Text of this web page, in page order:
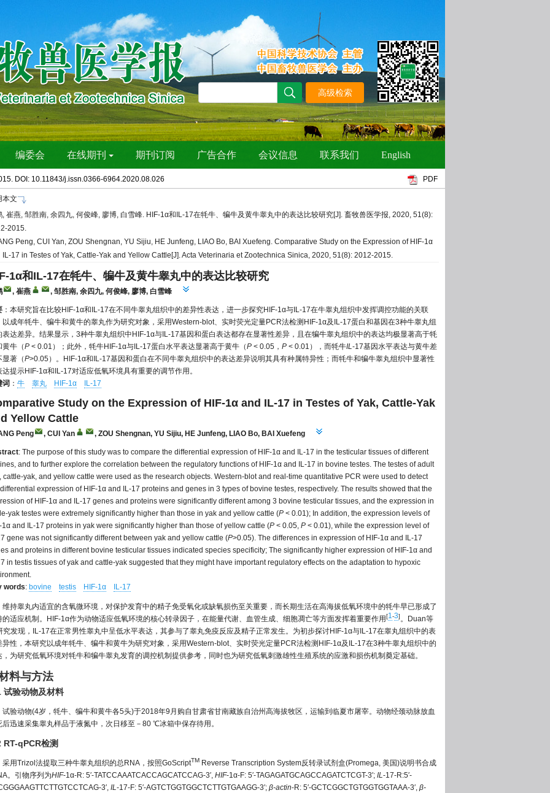
DOI: 10.11843/j.issn.0366-6964.2020.08.026 PDF
本文
, 崔燕, 邹胜南, 余四九, 何俊峰, 廖博, 白雪峰. HIF-1α和IL-17在牦牛、犏牛及黄牛睾丸中的表达比较研究[J]. 畜牧兽医学报, 2020, 51(8):
2015.
Peng, CUI Yan, ZOU Shengnan, YU Sijiu, HE Junfeng, LIAO Bo, BAI Xuefeng. Comparative Study on the Expression of HIF-1α
IL-17 in Testes of Yak, Cattle-Yak and Yellow Cattle[J]. Acta Veterinaria et Zootechnica Sinica, 2020, 51(8): 2012-2015.
1α和IL-17在牦牛、犏牛及黄牛睾丸中的表达比较研究
, 崔燕 , 邹胜南, 余四九, 何俊峰, 廖博, 白雪峰
：本研究旨在比较HIF-1α和IL-17在不同牛睾丸组织中的差异性表达，进一步探究HIF-1α与IL-17在牛睾丸组织中发挥调控功能的关联
以成年牦牛、犏牛和黄牛的睾丸作为研究对象，采用Western-blot、实时荧光定量PCR法检测HIF-1α及IL-17蛋白和基因在3种牛睾丸组
表达差异。结果显示，3种牛睾丸组织中HIF-1α与IL-17基因和蛋白表达都存在显著性差异，且在犏牛睾丸组织中的表达均极显著高于牦
黄牛（P < 0.01）；此外，牦牛HIF-1α与IL-17蛋白水平表达显著高于黄牛（P < 0.05， P < 0.01），而牦牛IL-17基因水平表达与黄牛差
显著（P>0.05）。HIF-1α和IL-17基因和蛋白在不同牛睾丸组织中的表达差异说明其具有种属特异性；而牦牛和犏牛睾丸组织中显著性
达提示HIF-1α和IL-17对适应低氧环境具有重要的调节作用。
词 ： 牛 睾丸 HIF-1α IL-17
Study on the Expression of HIF-1α and IL-17 in Testes of Yak, Cattle-Yak
Yellow Cattle
Peng , CUI Yan , ZOU Shengnan, YU Sijiu, HE Junfeng, LIAO Bo, BAI Xuefeng
: The purpose of this study was to compare the differential expression of HIF-1α and IL-17 in the testicular tissues of different
and to further explore the correlation between the regulatory functions of HIF-1α and IL-17 in bovine testes. The testes of adult
cattle-yak, and yellow cattle were used as the research objects. Western-blot and real-time quantitative PCR were used to detect
expression of HIF-1α and IL-17 proteins and genes in 3 types of bovine testes, respectively. The results showed that the
of HIF-1α and IL-17 genes and proteins were significantly different among 3 bovine testicular tissues, and the expression in
yak testes were extremely significantly higher than those in yak and yellow cattle (P < 0.01); In addition, the expression levels of
1α and IL-17 proteins in yak were significantly higher than those of yellow cattle (P < 0.05, P < 0.01), while the expression level of
gene was not significantly different between yak and yellow cattle (P>0.05). The differences in expression of HIF-1α and IL-17
and proteins in different bovine testicular tissues indicated species specificity; The significantly higher expression of HIF-1α and
in testis tissues of yak and cattle-yak suggested that they might have important regulatory effects on the adaptation to hypoxic
words: bovine testis HIF-1α IL-17
维持睾丸内适宜的含氧微环境，对保护发育中的精子免受氧化或缺氧损伤至关重要，而长期生活在高海拔低氧环境中的牦牛早已形成了
的适应机制。HIF-1α作为动物适应低氧环境的核心转录因子，在能量代谢、血管生成、细胞凋亡等方面发挥着重要作用[1-3]。Duan等
究发现，IL-17在正常男性睾丸中呈低水平表达，其参与了睾丸免疫反应及精子正常发生。为初步探讨HIF-1α与IL-17在睾丸组织中的表
异性，本研究以成年牦牛、犏牛和黄牛为研究对象，采用Western-blot、实时荧光定量PCR法检测HIF-1α及IL-17在3种牛睾丸组织中的
，为研究低氧环境对牦牛和犏牛睾丸发育的调控机制提供参考，同时也为研究低氧刺激雄性生殖系统的应激和损伤机制奠定基础。
料与方法
试验动物及材料
试验动物(4岁，牦牛、犏牛和黄牛各5头)于2018年9月购自甘肃省甘南藏族自治州高海拔牧区，运输到临夏市屠宰。动物经颈动脉放血
后迅速采集睾丸样品于液氮中，次日移至－80 ℃冰箱中保存待用。
RT-qPCR检测
采用Trizol法提取三种牛睾丸组织的总RNA，按照GoScriptTM Reverse Transcription System反转录试剂盒(Promega, 美国)说明书合成
。引物序列为HIF-1α-R: 5′-TATCCAAATCACCAGCATCCAG-3′, HIF-1α-F: 5′-TAGAGATGCAGCCAGATCTCGT-3′; IL-17-R:5′-
3′, IL-17-F: 5′-AGTCTGGTGGCTCTTGTGAAGG-3′; β-actin-R: 5′-GCTCGGCTGTGGTGGTAAA-3′, β-